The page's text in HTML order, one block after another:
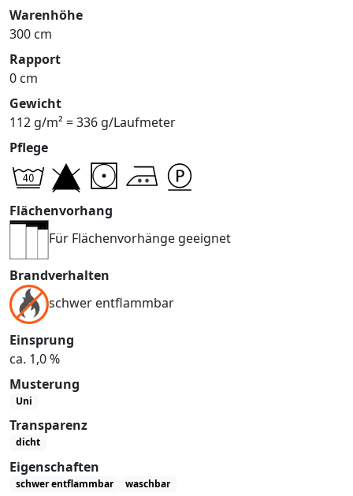
Warenhöhe
300 cm
Rapport
0 cm
Gewicht
112 g/m² = 336 g/Laufmeter
Pflege
Flächenvorhang
Für Flächenvorhänge geeignet
Brandverhalten
schwer entflammbar
Einsprung
ca. 1,0 %
Musterung
Uni
Transparenz
dicht
Eigenschaften
schwer entflammbar waschbar